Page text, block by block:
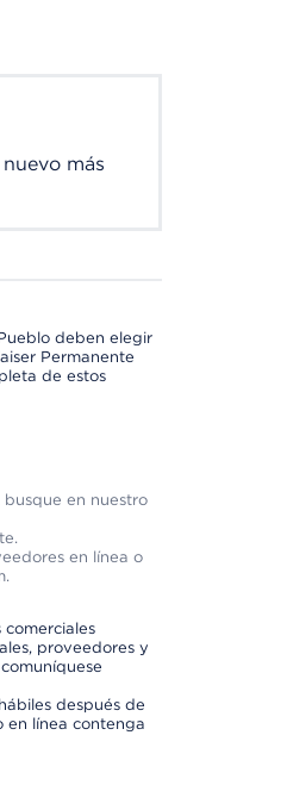
más
deben elegir
Permanente
de estos
en nuestro
en línea o
proveedores y
después de
en línea contenga